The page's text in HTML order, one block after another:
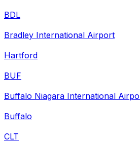
BDL
Bradley International Airport
Hartford
BUF
Buffalo Niagara International
Buffalo
CLT